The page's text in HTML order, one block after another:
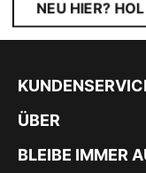
NEU HIER?
ÜBER
BLEIBE IMMER